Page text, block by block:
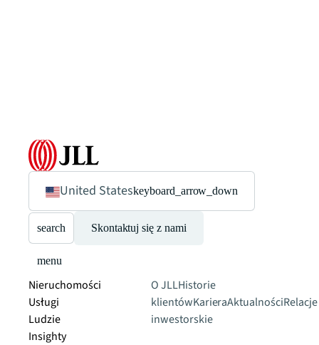
United Stateskeyboard_arrow_down
search Skontaktuj się z nami
menu
Nieruchomości
Usługi
Ludzie
Insighty
O JLLHistorie
klientówKarieraAktualnościRelacje
inwestorskie